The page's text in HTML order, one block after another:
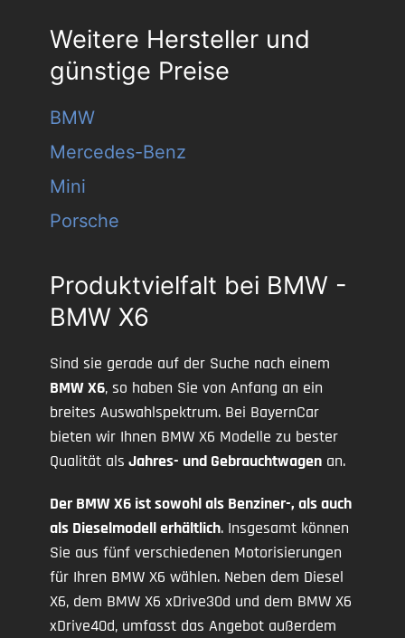
Weitere Hersteller und
günstige Preise
BMW
Mercedes-Benz
Mini
Porsche
Produktvielfalt bei BMW -
BMW X6
Sind sie gerade auf der Suche nach einem
BMW X6, so haben Sie von Anfang an ein
breites Auswahlspektrum. Bei BayernCar
bieten wir Ihnen BMW X6 Modelle zu bester
Qualität als Jahres- und Gebrauchtwagen an.
Der BMW X6 ist sowohl als Benziner-, als auch
als Dieselmodell erhältlich. Insgesamt können
Sie aus fünf verschiedenen Motorisierungen
für Ihren BMW X6 wählen. Neben dem Diesel
X6, dem BMW X6 xDrive30d und dem BMW X6
xDrive40d, umfasst das Angebot außerdem